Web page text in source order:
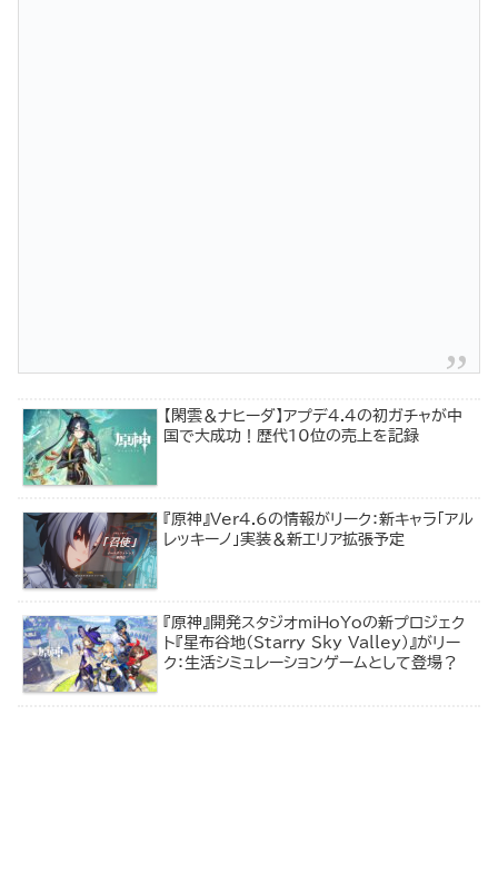
【閑雲＆ナヒーダ】アプデ4.4の初ガチャが中
国で大成功！歴代10位の売上を記録
『原神』Ver4.6の情報がリーク：新キャラ「アル
レッキーノ」実装＆新エリア拡張予定
『原神』開発スタジオmiHoYoの新プロジェク
ト『星布谷地（Starry Sky Valley）』がリー
ク：生活シミュレーションゲームとして登場？